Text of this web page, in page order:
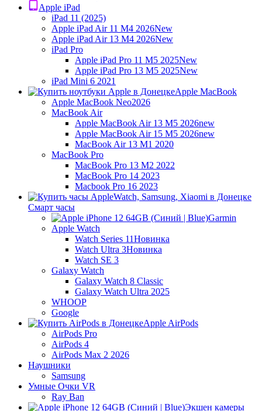
Apple iPad
iPad 11 (2025)
Apple iPad Air 11 M4 2026New
Apple iPad Air 13 M4 2026New
iPad Pro
Apple iPad Pro 11 M5 2025New
Apple iPad Pro 13 M5 2025New
iPad Mini 6 2021
Apple MacBook
Apple MacBook Neo2026
MacBook Air
Apple MacBook Air 13 M5 2026new
Apple MacBook Air 15 M5 2026new
MacBook Air 13 M1 2020
MacBook Pro
MacBook Pro 13 M2 2022
MacBook Pro 14 2023
Macbook Pro 16 2023
Смарт часы
Garmin
Apple Watch
Watch Series 11Новинка
Watch Ultra 3Новинка
Watch SE 3
Galaxy Watch
Galaxy Watch 8 Classic
Galaxy Watch Ultra 2025
WHOOP
Google
Apple AirPods
AirPods Pro
AirPods 4
AirPods Max 2 2026
Наушники
Samsung
Умные Очки VR
Ray Ban
Экшен камеры